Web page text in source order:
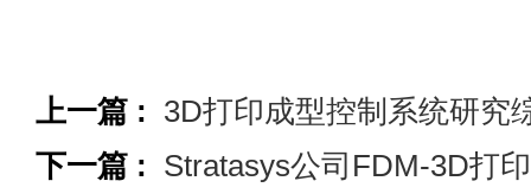
上一篇 :
3D打印成型控制系统研究
下一篇 :
Stratasys公司FDM-3D打